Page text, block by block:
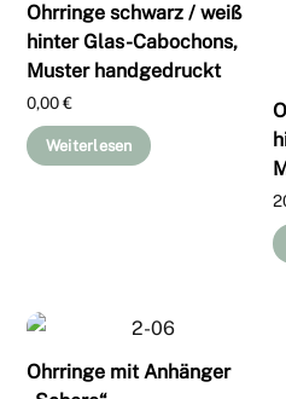
Ohrringe schwarz / weiß
hinter Glas-Cabochons,
Muster handgedruckt
0,00€
Weiterlesen
Ohrringe mit Anhänger